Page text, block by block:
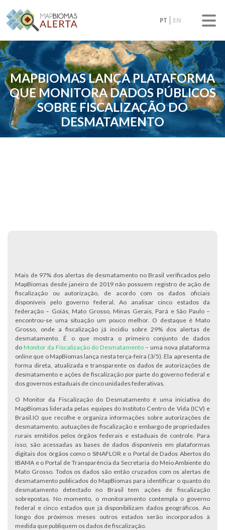
PT EN
MAPBIOMAS LANÇA PLATAFORMA
QUE MONITORA DADOS PÚBLICOS
SOBRE FISCALIZAÇÃO DO
DESMATAMENTO
Mais de 97% dos alertas de desmatamento no Brasil verificados pelo
MapBiomas desde janeiro de 2019 não possuem registro de ação de
fiscalização ou autorização, de acordo com os dados oficiais
disponíveis pelo governo federal. Ao analisar cinco estados da
federação – Goiás, Mato Grosso, Minas Gerais, Pará e São Paulo –
encontrou-se uma situação um pouco melhor. O destaque é Mato
Grosso, onde a fiscalização já incidiu sobre 29% dos alertas de
desmatamento. É o que mostra o primeiro conjunto de dados
do Monitor da Fiscalização do Desmatamento – uma nova plataforma
online que o MapBiomas lança nesta terça-feira (3/5). Ela apresenta de
forma direta, atualizada e transparente os dados de autorizações de
desmatamento e ações de fiscalização por parte do governo federal e
dos governos estaduais de cinco unidades federativas.
O Monitor da Fiscalização do Desmatamento é uma iniciativa do
MapBiomas liderada pelas equipes do Instituto Centro de Vida (ICV) e
Brasil.IO que recolhe e organiza informações sobre autorizações de
desmatamento, autuações de fiscalização e embargo de propriedades
rurais emitidos pelos órgãos federais e estaduais de controle. Para
isso, são acessadas as bases de dados disponíveis em plataformas
digitais dos órgãos como o SINAFLOR e o Portal de Dados Abertos do
IBAMA e o Portal de Transparência da Secretaria do Meio Ambiente do
Mato Grosso. Todos os dados são então cruzados com os alertas de
desmatamento publicados do MapBiomas para identificar o quanto do
desmatamento detectado no Brasil tem ações de fiscalização
sobrepostas. No momento, o monitoramento contempla o governo
federal e cinco estados que já disponibilizam dados geográficos. Ao
longo dos próximos meses outros estados serão incorporados à
medida que publiquem os dados de fiscalização.